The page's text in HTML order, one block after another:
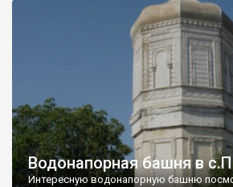
Водонапорная башня в
Интересную водонапорную башню